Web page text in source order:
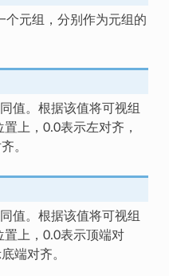
个元组，分别作为元组的
值。根据该值将可视组
上，0.0表示左对齐，
。
值。根据该值将可视组
上，0.0表示顶端对
端对齐。